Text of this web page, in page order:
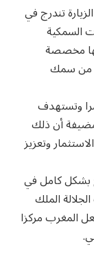
تندرج في
السمكية
مخصصة
من سمك
وتستهدف
من 3700 إلى 6000 أجير، مضيفة أن ذلك
وتعزيز
بشكل كامل في
الملك
إلى جعل المغرب مركزا